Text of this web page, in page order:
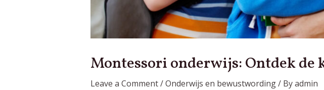
Montessori onderwijs: Ontdek de
Leave a Comment/Onderwijs en bewustwording/ Byadmin